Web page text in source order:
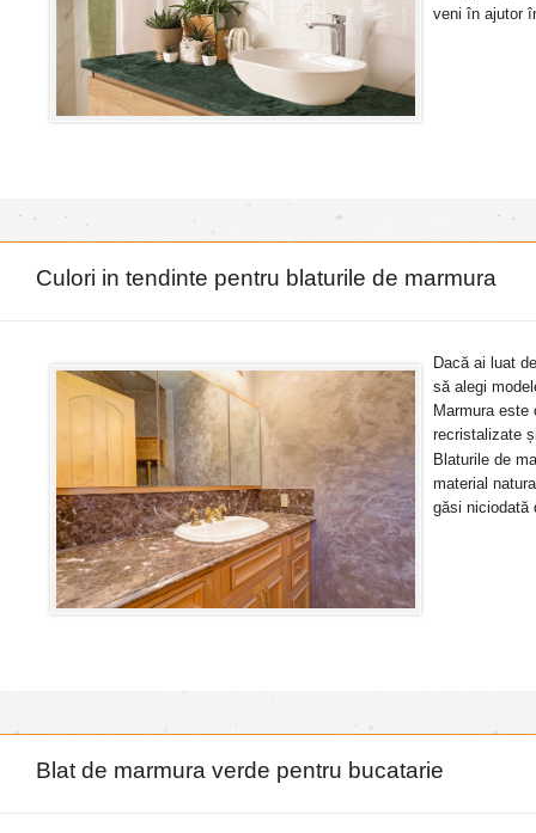
veni în ajutor
Culori in tendinte pentru blaturile de marmura
Dacă ai luat
să alegi
Marmura este
recristalizate
Blaturile de
material
găsi niciodată
Blat de marmura verde pentru bucatarie